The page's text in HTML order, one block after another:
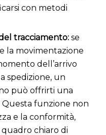
con metodi
tracciamento: se
la movimentazione
dell’arrivo
spedizione, un
può offrirti una
funzione non
e la conformità,
chiaro di